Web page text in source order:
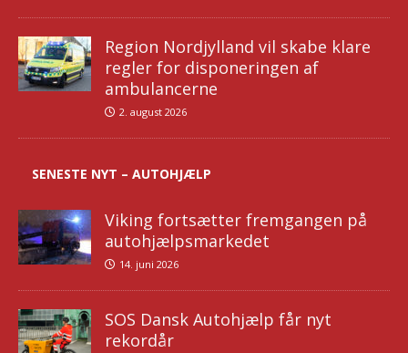
Region Nordjylland vil skabe klare
regler for disponeringen af
ambulancerne
2. august 2026
SENESTE NYT – AUTOHJÆLP
Viking fortsætter fremgangen på
autohjælpsmarkedet
14. juni 2026
SOS Dansk Autohjælp får nyt
rekordår